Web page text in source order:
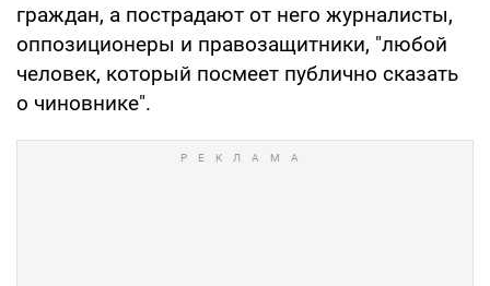
граждан, а пострадают от него журналисты,
оппозиционеры и правозащитники, "любой
человек, который посмеет публично сказать
о чиновнике".